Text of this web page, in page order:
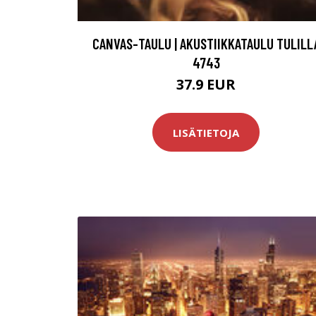
CANVAS-TAULU | AKUSTIIKKATAULU
4743
37.9 EUR
LISÄTIETOJA